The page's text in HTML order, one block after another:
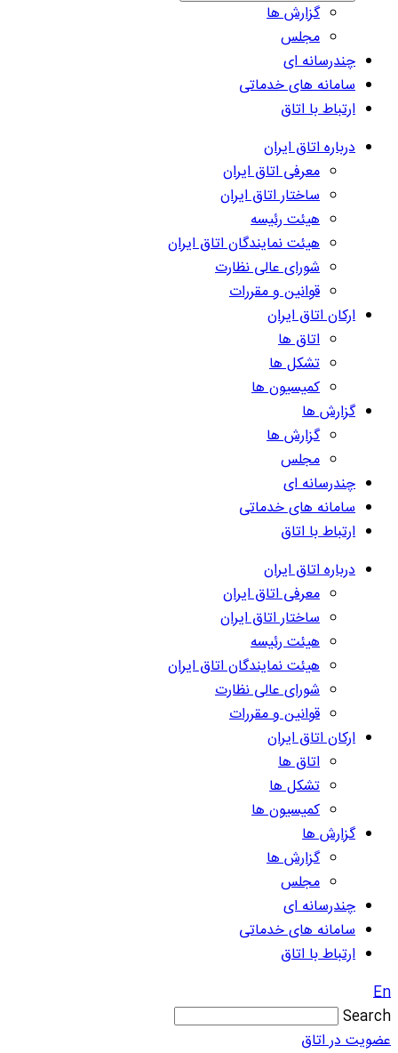
گزارش ها
مجلس
چندرسانه ای
سامانه های خدماتی
ارتباط با اتاق
درباره اتاق ایران
معرفی اتاق ایران
ساختار اتاق ایران
هیئت رئیسه
هیئت نمایندگان اتاق ایران
شورای عالی نظارت
قوانین و مقررات
ارکان اتاق ایران
اتاق ها
تشکل ها
کمیسیون ها
گزارش ها
گزارش ها
مجلس
چندرسانه ای
سامانه های خدماتی
ارتباط با اتاق
درباره اتاق ایران
معرفی اتاق ایران
ساختار اتاق ایران
هیئت رئیسه
هیئت نمایندگان اتاق ایران
شورای عالی نظارت
قوانین و مقررات
ارکان اتاق ایران
اتاق ها
تشکل ها
کمیسیون ها
گزارش ها
گزارش ها
مجلس
چندرسانه ای
سامانه های خدماتی
ارتباط با اتاق
در اتاق